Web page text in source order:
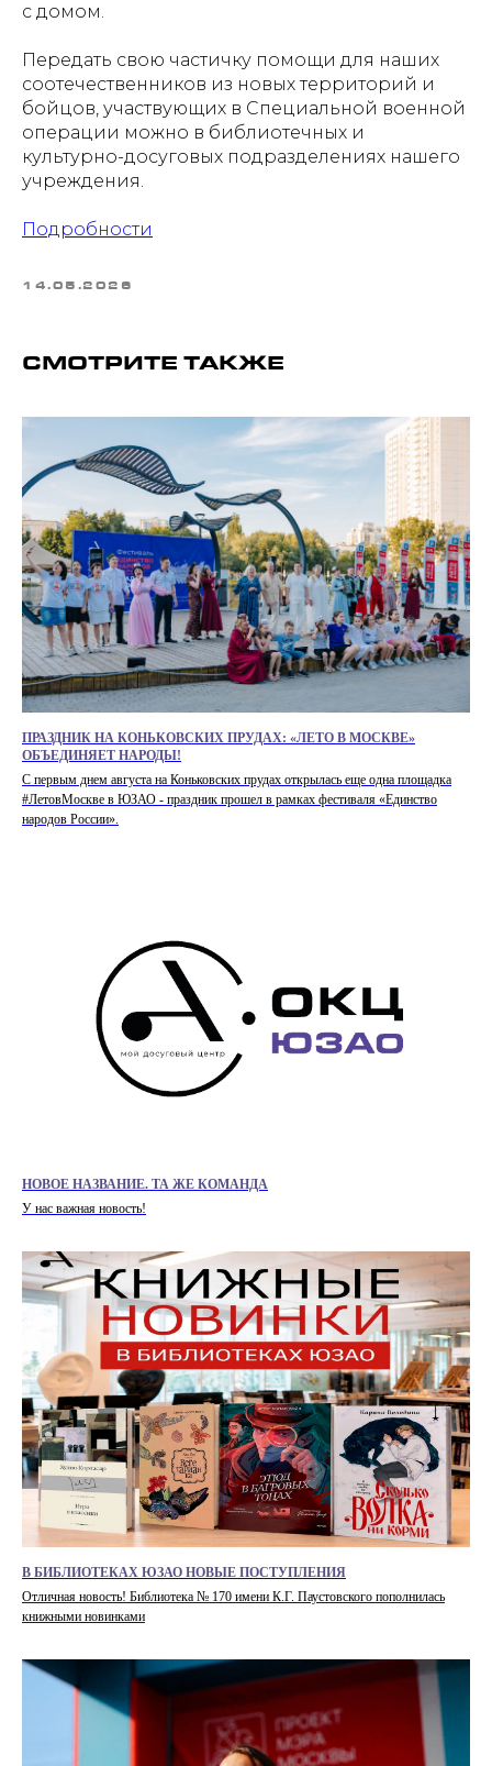
с домом.
Передать свою частичку помощи для наших
соотечественников из новых территорий и
бойцов, участвующих в Специальной военной
операции можно в библиотечных и
культурно-досуговых подразделениях нашего
учреждения.
Подробности
14.05.2026
СМОТРИТЕ ТАКЖЕ
ПРАЗДНИК НА КОНЬКОВСКИХ ПРУДАХ: «ЛЕТО В МОСКВЕ»
ОБЪЕДИНЯЕТ НАРОДЫ!
С первым днем августа на Коньковских прудах открылась еще одна площадка
#ЛетовМоскве в ЮЗАО - праздник прошел в рамках фестиваля «Единство
народов России».
НОВОЕ НАЗВАНИЕ. ТА ЖЕ КОМАНДА
У нас важная новость!
В БИБЛИОТЕКАХ ЮЗАО НОВЫЕ ПОСТУПЛЕНИЯ
Отличная новость! Библиотека № 170 имени К.Г. Паустовского пополнилась
книжными новинками